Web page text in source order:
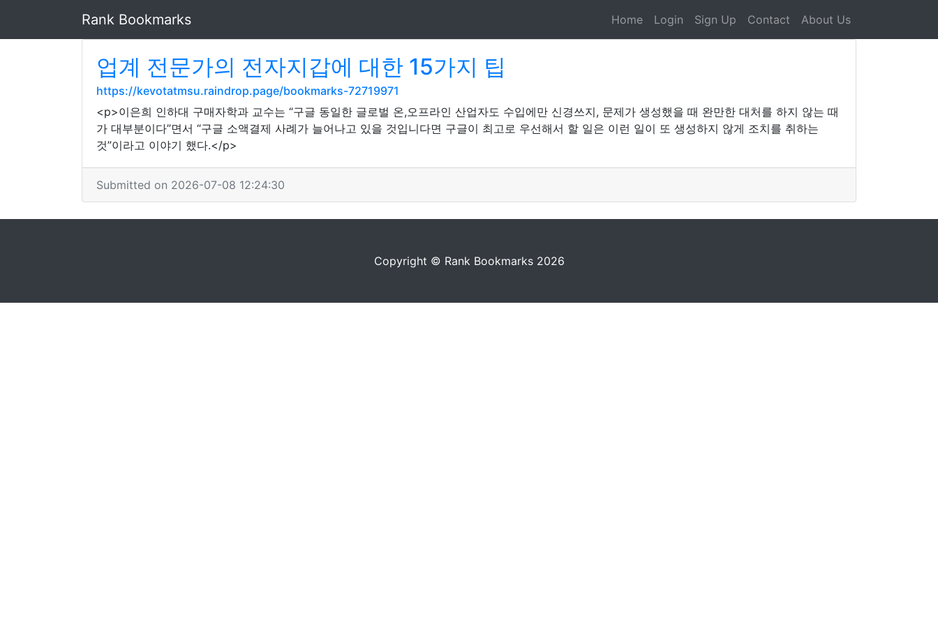
Rank Bookmarks Home Login Sign Up Contact About Us
업계 전문가의 전자지갑에 대한 15가지 팁
https://kevotatmsu.raindrop.page/bookmarks-72719971
<p>이은희 인하대 구매자학과 교수는 “구글 동일한 글로벌 온,오프라인 산업자도 수입에만 신경쓰지, 문제가 생성했을 때 완만한 대처를 하지 않는 때
가 대부분이다”면서 “구글 소액결제 사례가 늘어나고 있을 것입니다면 구글이 최고로 우선해서 할 일은 이런 일이 또 생성하지 않게 조치를 취하는
것”이라고 이야기 했다.</p>
Submitted on 2026-07-08 12:24:30
Copyright © Rank Bookmarks 2026